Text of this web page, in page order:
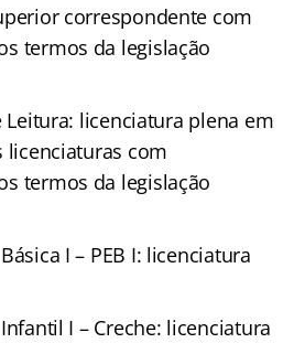
correspondente com
termos da legislação
Leitura: licenciatura plena em
licenciaturas com
termos da legislação
I – PEB I: licenciatura
I – Creche: licenciatura